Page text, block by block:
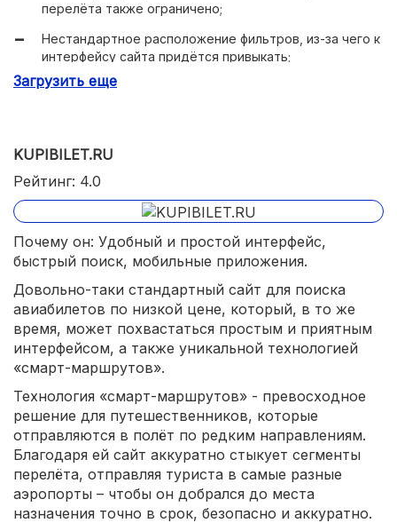
перелёта также ограничено;
Нестандартное расположение фильтров, из-за чего к
интерфейсу сайта придётся привыкать;
Сравнительно медленный поиск.
Загрузить еще
KUPIBILET.RU
Рейтинг: 4.0
Почему он: Удобный и простой интерфейс,
быстрый поиск, мобильные приложения.
Довольно-таки стандартный сайт для поиска
авиабилетов по низкой цене, который, в то же
время, может похвастаться простым и приятным
интерфейсом, а также уникальной технологией
«смарт-маршрутов».
Технология «смарт-маршрутов» - превосходное
решение для путешественников, которые
отправляются в полёт по редким направлениям.
Благодаря ей сайт аккуратно стыкует сегменты
перелёта, отправляя туриста в самые разные
аэропорты – чтобы он добрался до места
назначения точно в срок, безопасно и аккуратно.